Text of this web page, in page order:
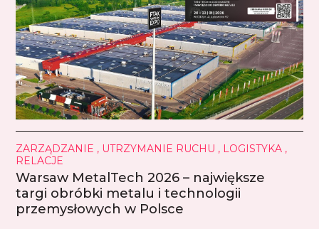
ZARZĄDZANIE , UTRZYMANIE RUCHU , LOGISTYKA ,
RELACJE
Warsaw MetalTech 2026 – największe
targi obróbki metalu i technologii
przemysłowych w Polsce